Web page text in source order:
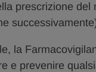
prescrizione del
la
e prevenire